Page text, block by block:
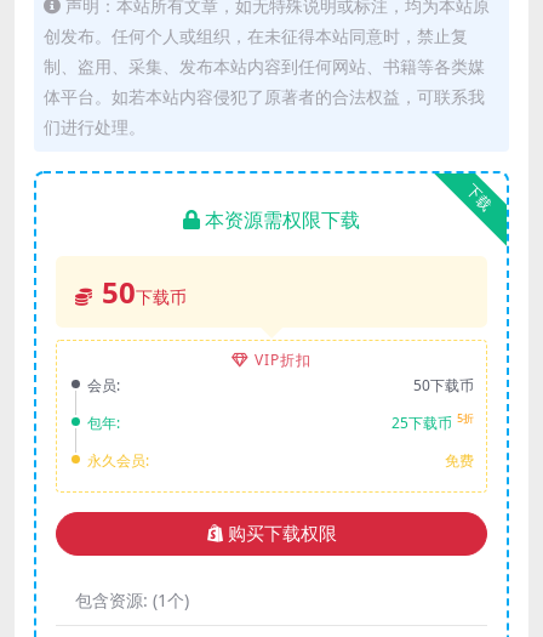
声明：本站所有文章，如无特殊说明或标注，均为本站原
创发布。任何个人或组织，在未征得本站同意时，禁止复
制、盗用、采集、发布本站内容到任何网站、书籍等各类媒
体平台。如若本站内容侵犯了原著者的合法权益，可联系我
们进行处理。
下载
本资源需权限下载
50下载币
VIP折扣
会员:
50下载币
包年:
25下载币 5折
永久会员: 免费
购买下载权限
包含资源: (1个)